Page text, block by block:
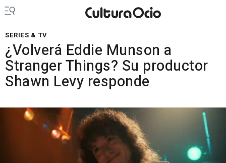
SERIES & TV
¿Volverá Eddie Munson a
Stranger Things? Su productor
Shawn Levy responde